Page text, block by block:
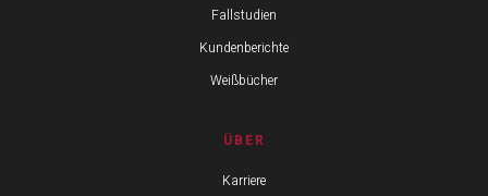
Fallstudien
Kundenberichte
Weißbücher
ÜBER
Karriere